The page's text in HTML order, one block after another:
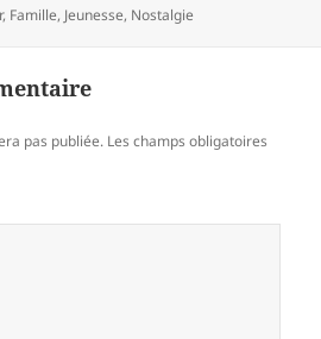
, Famille, Jeunesse, Nostalgie
pas publiée. Les champs obligatoires